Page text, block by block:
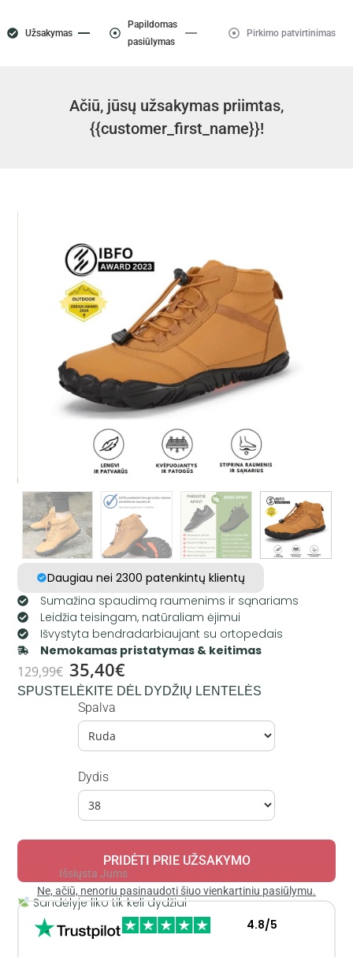
Užsakymas
Papildomas
pasiūlymas
Pirkimo patvirtinimas
Ačiū, jūsų užsakymas priimtas,
{{customer_first_name}}!
Daugiau nei 2300 patenkintų klientų
Sumažina spaudimą raumenims ir sąnariams
Leidžia teisingam, natūraliam ėjimui
Išvystyta bendradarbiaujant su ortopedais
Nemokamas pristatymas & keitimas
129,99€ 35,40€
SPUSTELĖKITE DĖL DYDŽIŲ LENTELĖS
Spalva
Dydis
PRIDĖTI PRIE UŽSAKYMO
Išsiųsta Jums
Ne, ačiū, nenoriu pasinaudoti šiuo vienkartiniu pasiūlymu.
Sandėlyje liko tik keli dydžiai
4.8/5